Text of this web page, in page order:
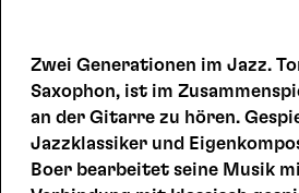
Zwei Generationen im Jazz.
Saxophon, ist im
an der Gitarre zu hören.
Jazzklassiker und
Boer bearbeitet seine Musik